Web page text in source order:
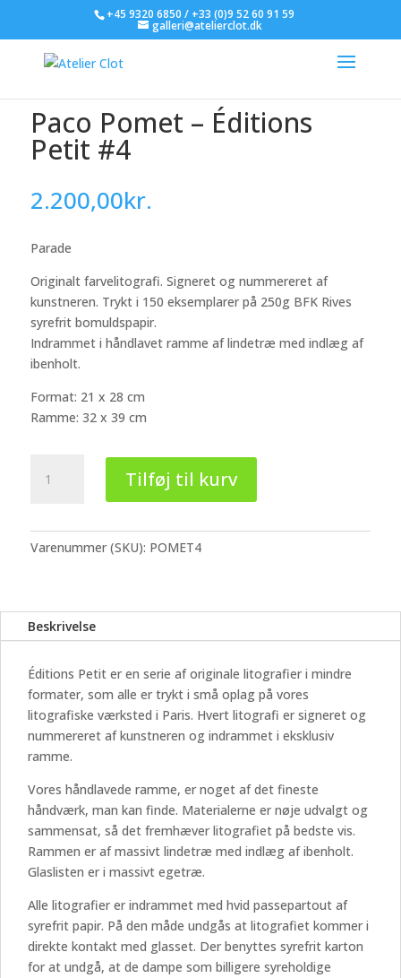
+45 9320 6850 / +33 (0)9 52 60 91 59
galleri@atelierclot.dk
Paco Pomet – Éditions
Petit #4
2.200,00kr.
Parade
Originalt farvelitografi. Signeret og nummereret af
kunstneren. Trykt i 150 eksemplarer på 250g BFK Rives
syrefrit bomuldspapir.
Indrammet i håndlavet ramme af lindetræ med indlæg af
ibenholt.
Format: 21 x 28 cm
Ramme: 32 x 39 cm
Pomet
Petit
Tilføj til kurv
Varenummer (SKU): POMET4
Beskrivelse
Éditions Petit er en serie af originale litografier i mindre
formater, som alle er trykt i små oplag på vores
litografiske værksted i Paris. Hvert litografi er signeret og
nummereret af kunstneren og indrammet i eksklusiv
ramme.
Vores håndlavede ramme, er noget af det fineste
håndværk, man kan finde. Materialerne er nøje udvalgt og
sammensat, så det fremhæver litografiet på bedste vis.
Rammen er af massivt lindetræ med indlæg af ibenholt.
Glaslisten er i massivt egetræ.
Alle litografier er indrammet med hvid passepartout af
syrefrit papir. På den måde undgås at litografiet kommer i
direkte kontakt med glasset. Der benyttes syrefrit karton
for at undgå, at de dampe som billigere syreholdige